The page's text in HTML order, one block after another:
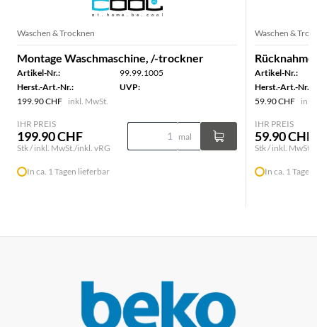
Waschen & Trocknen
Montage Waschmaschine, /-trockner
Artikel-Nr.:
99.99.1005
Herst.-Art.-Nr.:
UVP:
199.90 CHF inkl. MwSt.
IHR PREIS
199.90 CHF
Stk / inkl. MwSt./inkl. vRG
mal
In ca. 1 Tagen lieferbar
Waschen &
Artikel-Nr.:
Herst.-Art.-Nr.:
59.90 CHF
IHR PREIS
59.90 CHF
Stk / inkl.
In ca. 1